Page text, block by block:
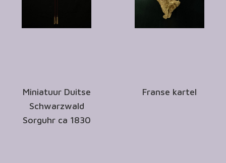
Miniatuur Duitse
Schwarzwald
Sorguhr ca 1830
Franse kartel